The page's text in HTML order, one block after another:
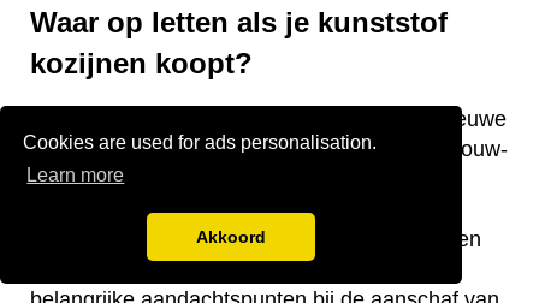
Cookies are used for ads personalisation.
Learn more
Akkoord
Waar op letten als je kunststof
kozijnen koopt?
Vraag je je af waar je op moet letten als je nieuwe
kunststof kozijnen gaat kopen voor je nieuwbouw-
of bestaande woning? Wij hebben een aantal
nuttige tips voor je! De keurmerken van de
kozijnen, welke isolatiewaarde je nodig hebt en
welk raamtype je wilt laten plaatsen zijn